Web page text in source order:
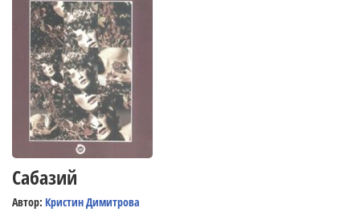
Сабазий
Автор: Кристин Димитрова